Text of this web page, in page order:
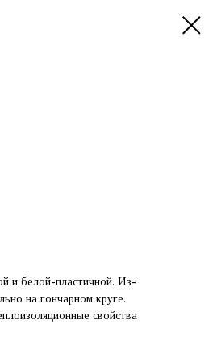
и белой-пластичной. Из-
на гончарном круге.
свойства